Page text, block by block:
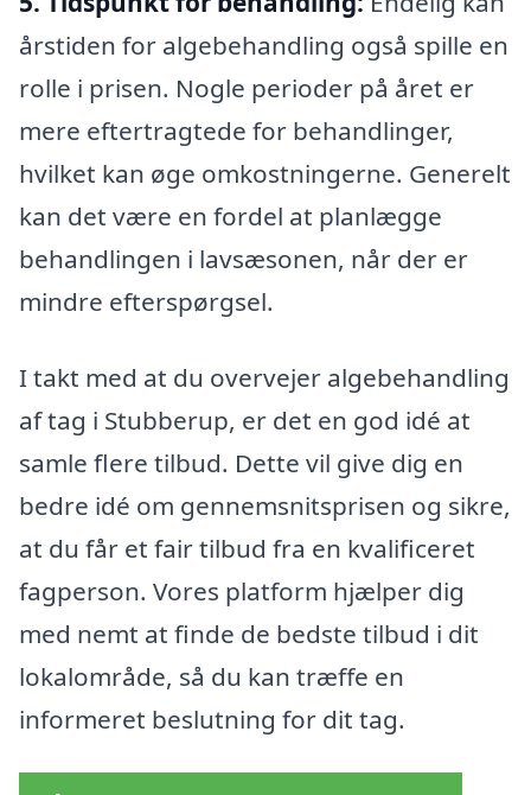
årstiden for algebehandling også spille en
rolle i prisen. Nogle perioder på året er
mere eftertragtede for behandlinger,
hvilket kan øge omkostningerne. Generelt
kan det være en fordel at planlægge
behandlingen i lavsæsonen, når der er
mindre efterspørgsel.
I takt med at du overvejer algebehandling
af tag i Stubberup, er det en god idé at
samle flere tilbud. Dette vil give dig en
bedre idé om gennemsnitsprisen og sikre,
at du får et fair tilbud fra en kvalificeret
fagperson. Vores platform hjælper dig
med nemt at finde de bedste tilbud i dit
lokalområde, så du kan træffe en
informeret beslutning for dit tag.